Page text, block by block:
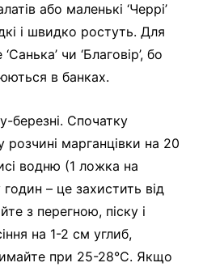
або маленькі ‘Черрі’
і швидко ростуть. Для
чи ‘Благовір’, бо
в банках.
березні. Спочатку
розчині марганцівки на 20
водню (1 ложка на
– це захистить від
з перегною, піску і
на 1-2 см углиб,
при 25-28°C. Якщо